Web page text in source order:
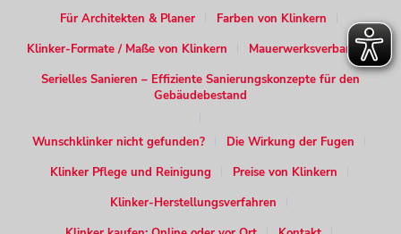
Für Architekten & Planer
Farben von Klinkern
Klinker-Formate / Maße von Klinkern
Mauerwerksverband
Serielles Sanieren – Effiziente Sanierungskonzepte für den
Gebäudebestand
Wunschklinker nicht gefunden?
Die Wirkung der Fugen
Klinker Pflege und Reinigung
Preise von Klinkern
Klinker-Herstellungsverfahren